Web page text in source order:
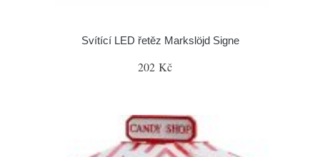
Svítící LED řetěz Markslöjd Signe
202 Kč